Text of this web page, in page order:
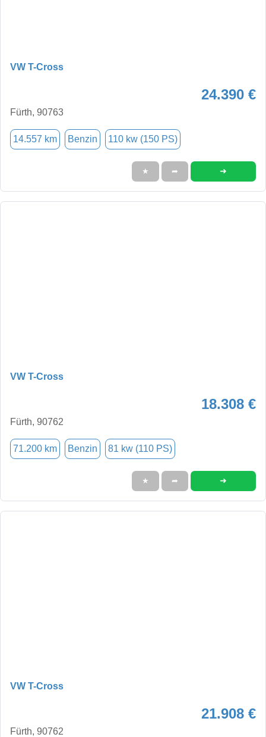
VW T-Cross
24.390 €
Fürth, 90763
14.557 km Benzin 110 kw (150 PS)
★ ➦ ➜
VW T-Cross
18.308 €
Fürth, 90762
71.200 km Benzin 81 kw (110 PS)
★ ➦ ➜
VW T-Cross
21.908 €
Fürth, 90762